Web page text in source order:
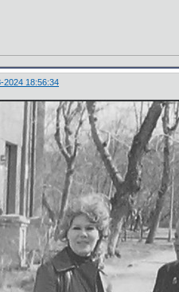
2024 18:56:34